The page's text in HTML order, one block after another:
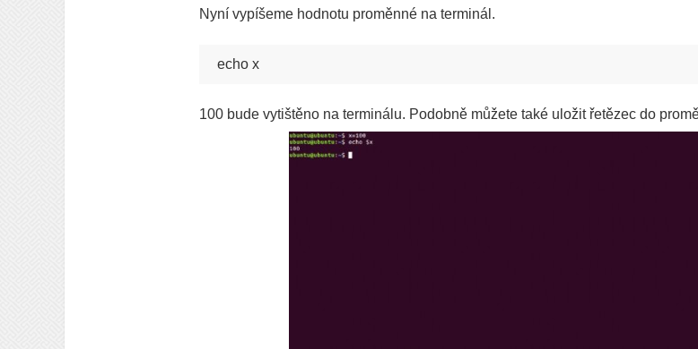
Nyní vypíšeme hodnotu proměnné na terminál.
echo x
100 bude vytištěno na terminálu. Podobně můžete také uložit řetězec do